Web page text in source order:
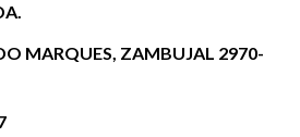
MARQUES, ZAMBUJAL 2970-